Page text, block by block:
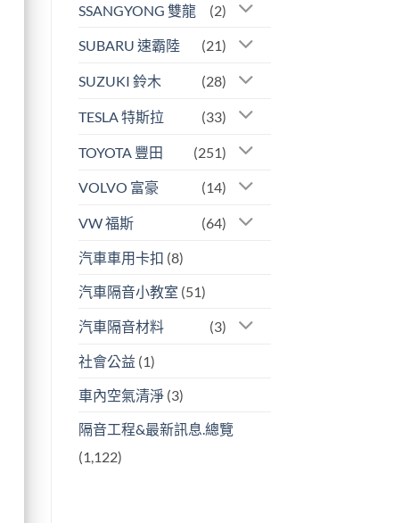
SSANGYONG 雙龍 (2)
SUBARU 速霸陸 (21)
SUZUKI 鈴木 (28)
TESLA 特斯拉 (33)
TOYOTA 豐田 (251)
VOLVO 富豪 (14)
VW 福斯 (64)
汽車車用卡扣 (8)
汽車隔音小教室 (51)
汽車隔音材料 (3)
社會公益 (1)
車內空氣清淨(3)
隔音工程&最新訊息.總覽
(1,122)